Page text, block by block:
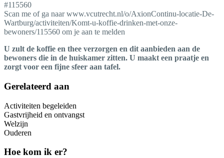
#115560
Scan me of ga naar www.vcutrecht.nl/o/AxionContinu-locatie-De-
Wartburg/activiteiten/Komt-u-koffie-drinken-met-onze-
bewoners/115560 om je aan te melden
U zult de koffie en thee verzorgen en dit aanbieden aan de
bewoners die in de huiskamer zitten. U maakt een praatje en
zorgt voor een fijne sfeer aan tafel.
Gerelateerd aan
Activiteiten begeleiden
Gastvrijheid en ontvangst
Welzijn
Ouderen
Hoe kom ik er?